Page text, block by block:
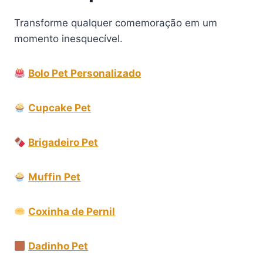
Transforme qualquer comemoração em um
momento inesquecível.
Bolo Pet Personalizado
Cupcake Pet
Brigadeiro Pet
Muffin Pet
Coxinha de Pernil
Dadinho Pet